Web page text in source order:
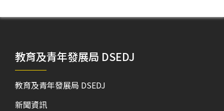
教育及青年發展局 DSEDJ
教育及青年發展局 DSEDJ
新聞資訊